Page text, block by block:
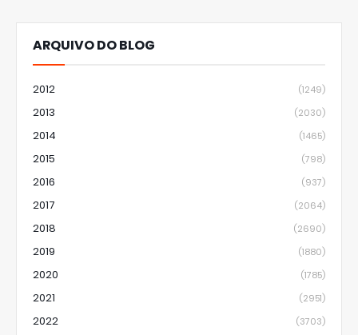
ARQUIVO DO BLOG
2012 (1249)
2013 (2030)
2014 (1465)
2015 (798)
2016 (937)
2017 (2064)
2018 (2690)
2019 (1880)
2020 (1785)
2021 (2951)
2022 (3703)